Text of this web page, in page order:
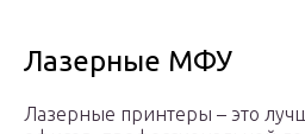
Лазерные МФУ
Лазерные принтеры – это